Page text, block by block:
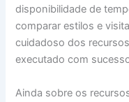
disponibilidade de
comparar estilos e
cuidadoso dos
executado com
Ainda sobre os